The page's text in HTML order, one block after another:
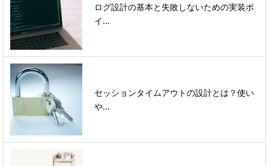
ログ設計の基本と失敗しないための実装ポ
イ...
セッションタイムアウトの設計とは？使い
や...